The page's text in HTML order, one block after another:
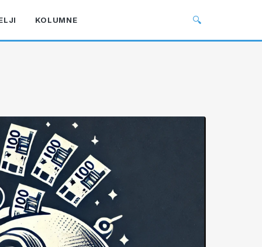
KOLUMNE 🔍